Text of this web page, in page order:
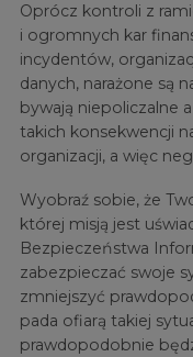
Oprócz kontroli z
i ogromnych kar
incydentów,
danych, narażone są
bywają niepoliczalne
takich konsekwencji
organizacji, a więc
Wyobraź sobie, że
której misją jest
Bezpieczeństwa
zabezpieczać swoje
zmniejszyć
pada ofiarą takiej
prawdopodobnie